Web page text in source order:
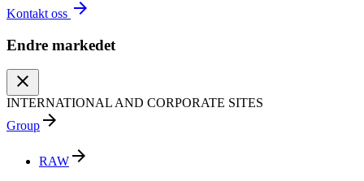
Kontakt oss arrow_forward
Endre markedet
close
INTERNATIONAL AND CORPORATE SITES
Group arrow_forward
RAW arrow_forward